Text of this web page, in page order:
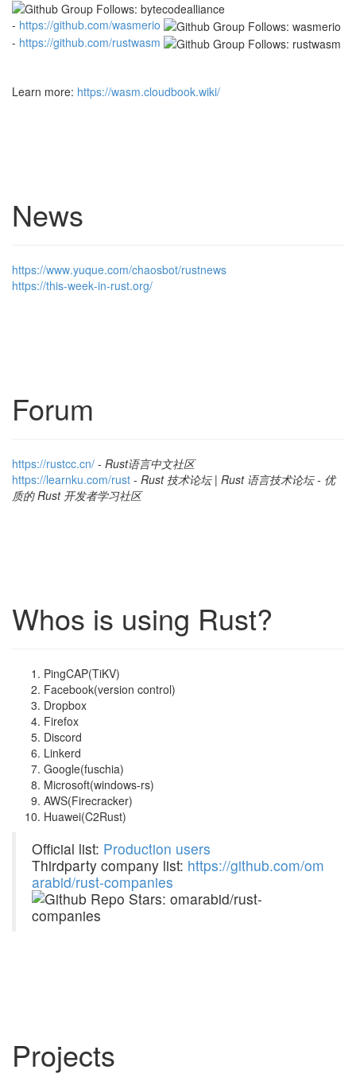
- https://github.com/wasmerio
- https://github.com/rustwasm
Learn more: https://wasm.cloudbook.wiki/
News
https://www.yuque.com/chaosbot/rustnews
https://this-week-in-rust.org/
Forum
https://rustcc.cn/ - Rust语言中文社区
https://learnku.com/rust - Rust 技术论坛 | Rust 语言技术论坛 - 优
质的 Rust 开发者学习社区
Whos is using Rust?
PingCAP(TiKV)
Facebook(version control)
Dropbox
Firefox
Discord
Linkerd
Google(fuschia)
Microsoft(windows-rs)
AWS(Firecracker)
Huawei(C2Rust)
Official list: Production users
Thirdparty company list: https://github.com/om
arabid/rust-companies
Projects